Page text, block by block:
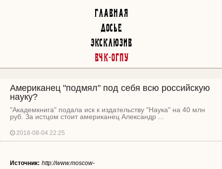
Главная
Досье
Эксклюзив
ВЧК-ОГПУ
Американец "подмял" под себя всю российскую
науку?
"Академкнига" подала иск к издательству "Наука" на 40 млн
руб. За истцом стоит американец Александр ...
2018-08-04 22:25
Источник: http://www.moscow-